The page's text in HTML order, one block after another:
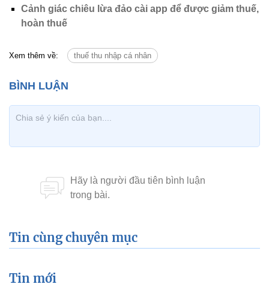
Cảnh giác chiêu lừa đảo cài app để được giảm thuế,
hoàn thuế
Xem thêm về: thuế thu nhập cá nhân
Tin cùng chuyên mục
Tin mới